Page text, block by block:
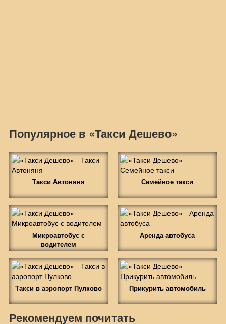
Популярное в «Такси Дешево»
Такси Автоняня Семейное такси
Микроавтобус с
водителем
Аренда автобуса
Такси в аэропорт Пулково Прикурить автомобиль
Рекомендуем почитать